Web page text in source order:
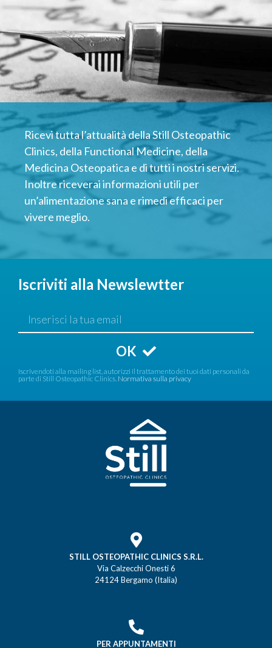
Ricevi tutta l’attualità della Still Osteopathic
Clinics, della Functional Medicine, della
Medicina Osteopatica e di tutti i nostri servizi.
Inoltre riceverai informazioni utili per
un’alimentazione sana e rimedi efficaci per
vivere meglio.
Iscriviti alla Newslewtter
OK
Iscrivendoti alla mailing list, autorizzi il trattamento dei tuoi dati personali da
parte di Still Osteopathic Clinics. Normativa sulla privacy
STILL OSTEOPATHIC CLINICS S.R.L.
Via Calzecchi Onesti 6
24124 Bergamo (Italia)
PER APPUNTAMENTI